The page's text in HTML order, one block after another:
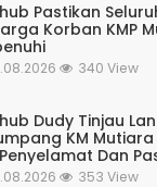
Pastikan
Korban KMP
340 View
Dudy Tinjau
KM
Dan
353 View